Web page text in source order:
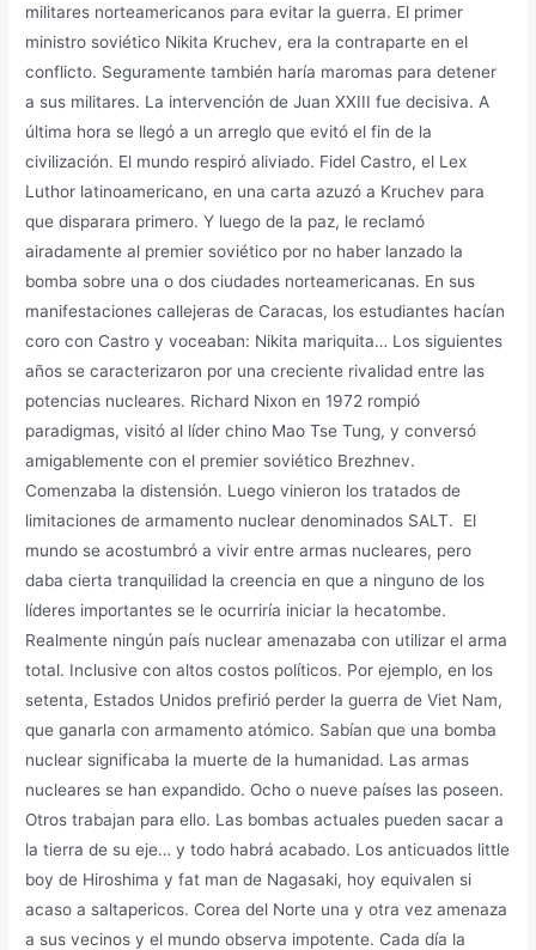
militares norteamericanos para evitar la guerra. El primer
ministro soviético Nikita Kruchev, era la contraparte en el
conflicto. Seguramente también haría maromas para detener
a sus militares. La intervención de Juan XXIII fue decisiva. A
última hora se llegó a un arreglo que evitó el fin de la
civilización. El mundo respiró aliviado. Fidel Castro, el Lex
Luthor latinoamericano, en una carta azuzó a Kruchev para
que disparara primero. Y luego de la paz, le reclamó
airadamente al premier soviético por no haber lanzado la
bomba sobre una o dos ciudades norteamericanas. En sus
manifestaciones callejeras de Caracas, los estudiantes hacían
coro con Castro y voceaban: Nikita mariquita… Los siguientes
años se caracterizaron por una creciente rivalidad entre las
potencias nucleares. Richard Nixon en 1972 rompió
paradigmas, visitó al líder chino Mao Tse Tung, y conversó
amigablemente con el premier soviético Brezhnev.
Comenzaba la distensión. Luego vinieron los tratados de
limitaciones de armamento nuclear denominados SALT. El
mundo se acostumbró a vivir entre armas nucleares, pero
daba cierta tranquilidad la creencia en que a ninguno de los
líderes importantes se le ocurriría iniciar la hecatombe.
Realmente ningún país nuclear amenazaba con utilizar el arma
total. Inclusive con altos costos políticos. Por ejemplo, en los
setenta, Estados Unidos prefirió perder la guerra de Viet Nam,
que ganarla con armamento atómico. Sabían que una bomba
nuclear significaba la muerte de la humanidad. Las armas
nucleares se han expandido. Ocho o nueve países las poseen.
Otros trabajan para ello. Las bombas actuales pueden sacar a
la tierra de su eje… y todo habrá acabado. Los anticuados little
boy de Hiroshima y fat man de Nagasaki, hoy equivalen si
acaso a saltapericos. Corea del Norte una y otra vez amenaza
a sus vecinos y el mundo observa impotente. Cada día la